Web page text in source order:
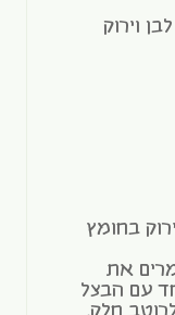
בחומץ
את
עם הבצל